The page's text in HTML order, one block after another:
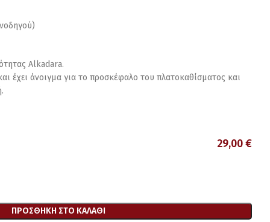
Alkadara.
έχει άνοιγμα για το προσκέφαλο του πλατοκαθίσματος και
29,00€
ΠΡΟΣΘΉΚΗ ΣΤΟ ΚΑΛΆΘΙ